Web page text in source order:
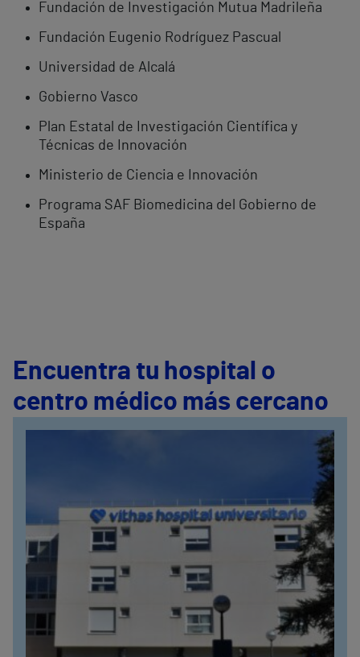
Fundación de Investigación Mutua Madrileña
Fundación Eugenio Rodríguez Pascual
Universidad de Alcalá
Gobierno Vasco
Plan Estatal de Investigación Científica y
Técnicas de Innovación
Ministerio de Ciencia e Innovación
Programa SAF Biomedicina del Gobierno de
España
Encuentra tu hospital o
centro médico más cercano